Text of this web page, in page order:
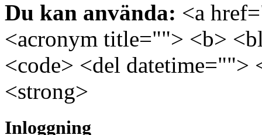
Du kan använda: <a
<acronym title=""> <b>
<code> <del
<strong>
Inloggning